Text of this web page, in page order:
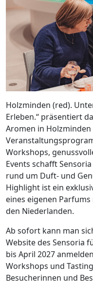
Holzminden (red).
Erleben.“ präsentiert
Aromen in Holzminden
Workshops,
Events schafft
rund um Duft- und
Highlight ist ein
eines eigenen
den Niederlanden.
Ab sofort kann man
Website des Sensoria
bis April 2027
Workshops und
Besucherinnen und